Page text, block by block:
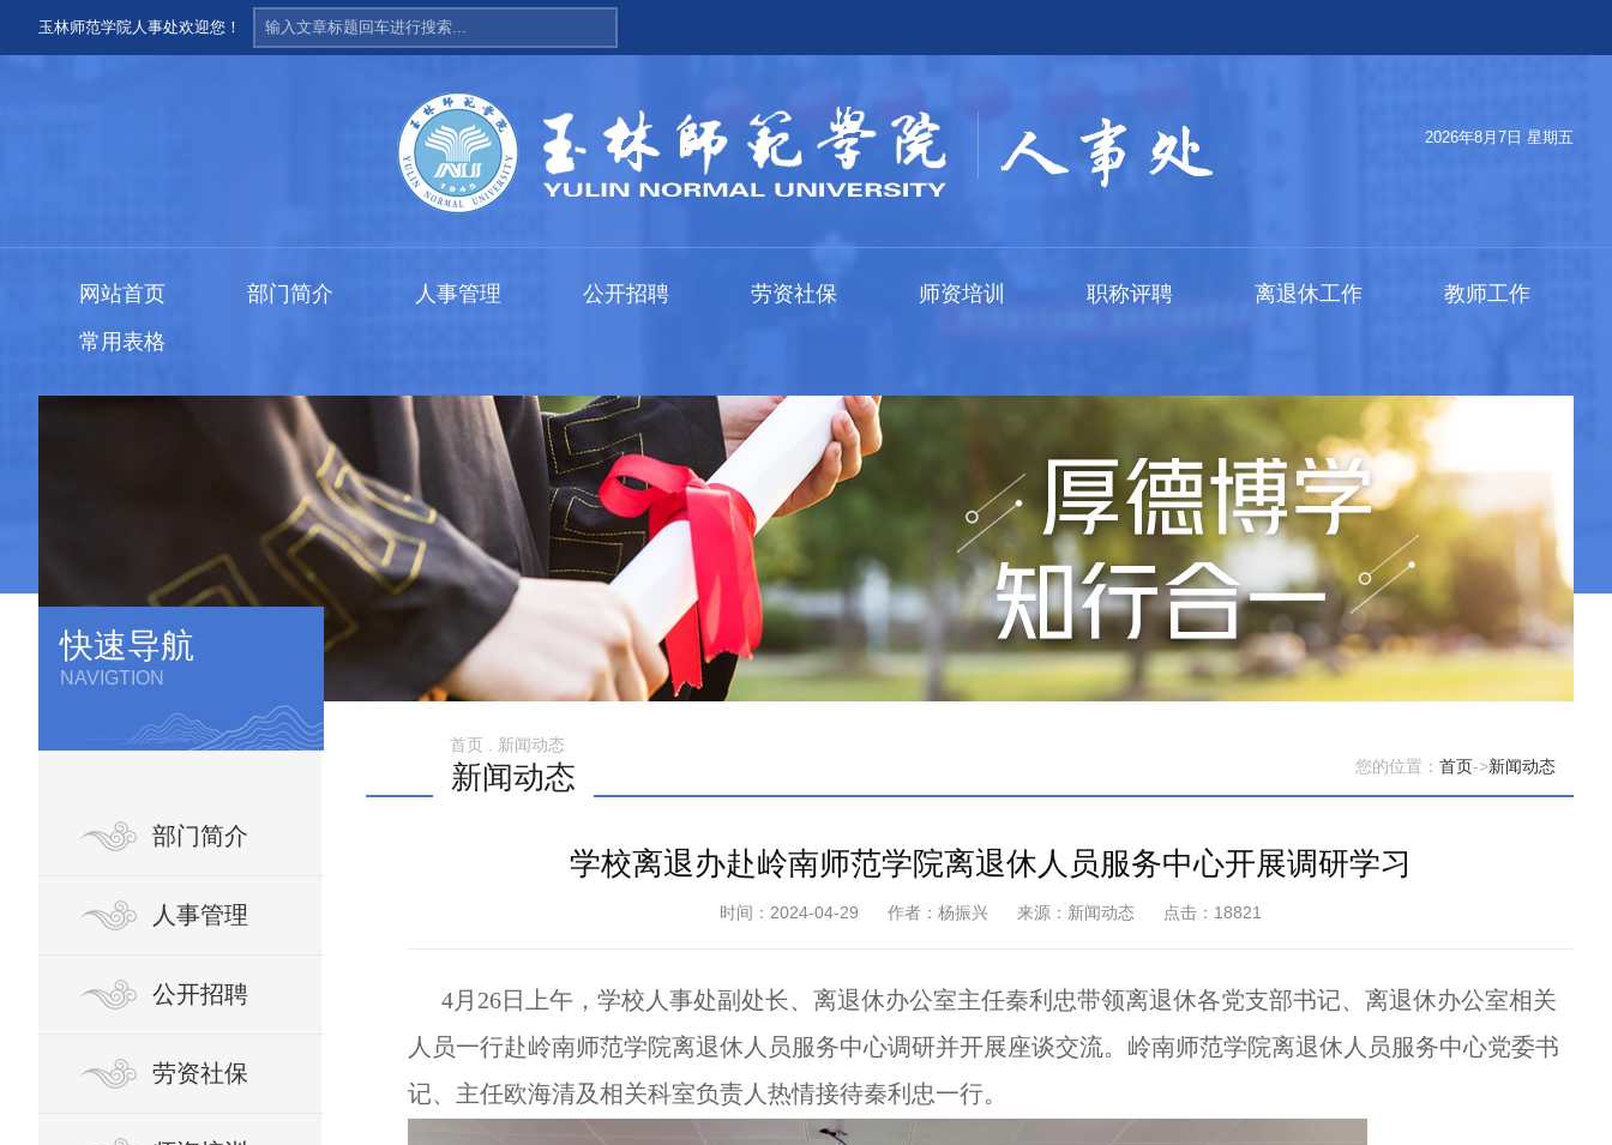
玉林师范学院人事处欢迎您！
2026年8月7日 星期五
网站首页 部门简介 人事管理 公开招聘 劳资社保 师资培训 职称评聘 离退休工作
教师工作
常用表格
快速导航
NAVIGTION
部门简介
人事管理
公开招聘
劳资社保
首页 . 新闻动态
新闻动态 您的位置： 首页->新闻动态
学校离退办赴岭南师范学院离退休人员服务中心开展调研学习
时间：2024-04-29 作者：杨振兴 来源：新闻动态 点击：18821
4月26日上午，学校人事处副处长、离退休办公室主任秦利忠带领离退休各党支部书记、离退休办公室相关
人员一行赴岭南师范学院离退休人员服务中心调研并开展座谈交流。岭南师范学院离退休人员服务中心党委书
记、主任欧海清及相关科室负责人热情接待秦利忠一行。